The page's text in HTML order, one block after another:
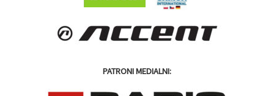
PATRONI MEDIALNI: